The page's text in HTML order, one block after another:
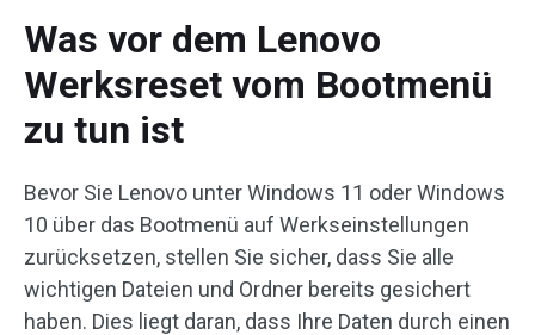
Was vor dem Lenovo
Werksreset vom Bootmenü
zu tun ist
Bevor Sie Lenovo unter Windows 11 oder Windows
10 über das Bootmenü auf Werkseinstellungen
zurücksetzen, stellen Sie sicher, dass Sie alle
wichtigen Dateien und Ordner bereits gesichert
haben. Dies liegt daran, dass Ihre Daten durch einen